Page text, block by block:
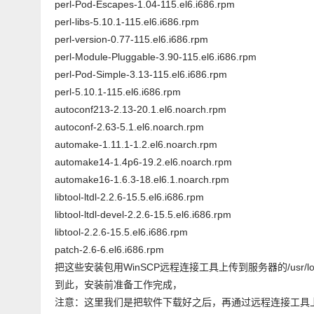
perl-Pod-Escapes-1.04-115.el6.i686.rpm
perl-libs-5.10.1-115.el6.i686.rpm
perl-version-0.77-115.el6.i686.rpm
perl-Module-Pluggable-3.90-115.el6.i686.rpm
perl-Pod-Simple-3.13-115.el6.i686.rpm
perl-5.10.1-115.el6.i686.rpm
autoconf213-2.13-20.1.el6.noarch.rpm
autoconf-2.63-5.1.el6.noarch.rpm
automake-1.11.1-1.2.el6.noarch.rpm
automake14-1.4p6-19.2.el6.noarch.rpm
automake16-1.6.3-18.el6.1.noarch.rpm
libtool-ltdl-2.2.6-15.5.el6.i686.rpm
libtool-ltdl-devel-2.2.6-15.5.el6.i686.rpm
libtool-2.2.6-15.5.el6.i686.rpm
patch-2.6-6.el6.i686.rpm
把这些安装包用WinSCP远程连接工具上传到服务器的/usr/
到此，安装前准备工作完成，
注意：这里我们是把软件下载好之后，再通过远程连接工具